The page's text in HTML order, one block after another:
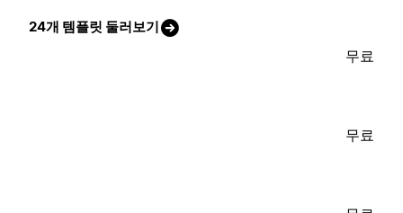
24개 템플릿 둘러보기
무료
무료